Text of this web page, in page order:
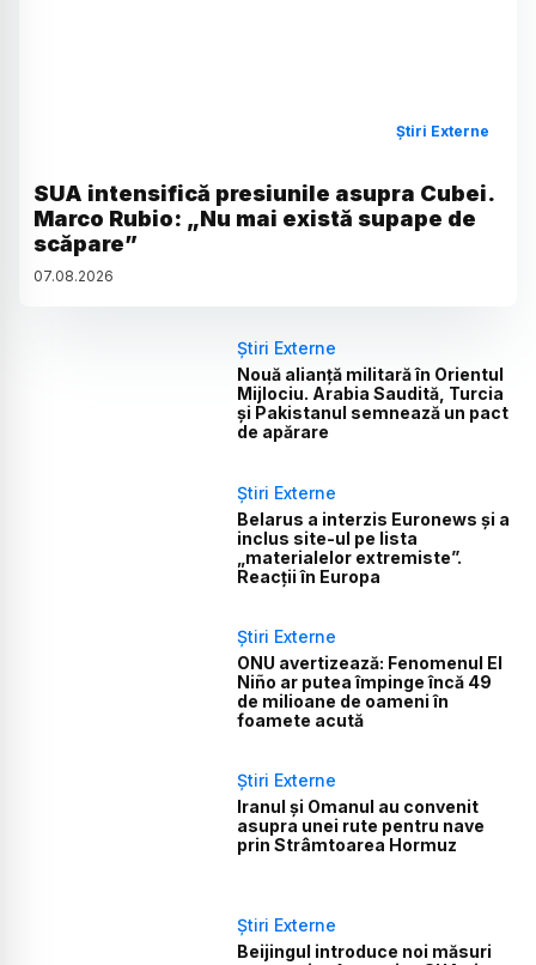
Știri Externe
SUA intensifică presiunile asupra Cubei.
Marco Rubio: „Nu mai există supape de
scăpare”
07.08.2026
Știri Externe
Nouă alianță militară în Orientul
Mijlociu. Arabia Saudită, Turcia
și Pakistanul semnează un pact
de apărare
Știri Externe
Belarus a interzis Euronews și a
inclus site-ul pe lista
„materialelor extremiste”.
Reacții în Europa
Știri Externe
ONU avertizează: Fenomenul El
Niño ar putea împinge încă 49
de milioane de oameni în
foamete acută
Știri Externe
Iranul și Omanul au convenit
asupra unei rute pentru nave
prin Strâmtoarea Hormuz
Știri Externe
Beijingul introduce noi măsuri